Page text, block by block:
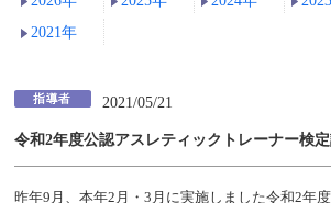
2021年
2021/05/21
令和2年度公認アスレティックトレーナー検
昨年9月、本年2月・3月に実施しました令和2年